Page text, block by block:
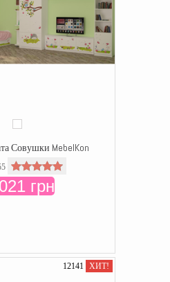
Совушки MebelKon
грн
12141 ХИТ!